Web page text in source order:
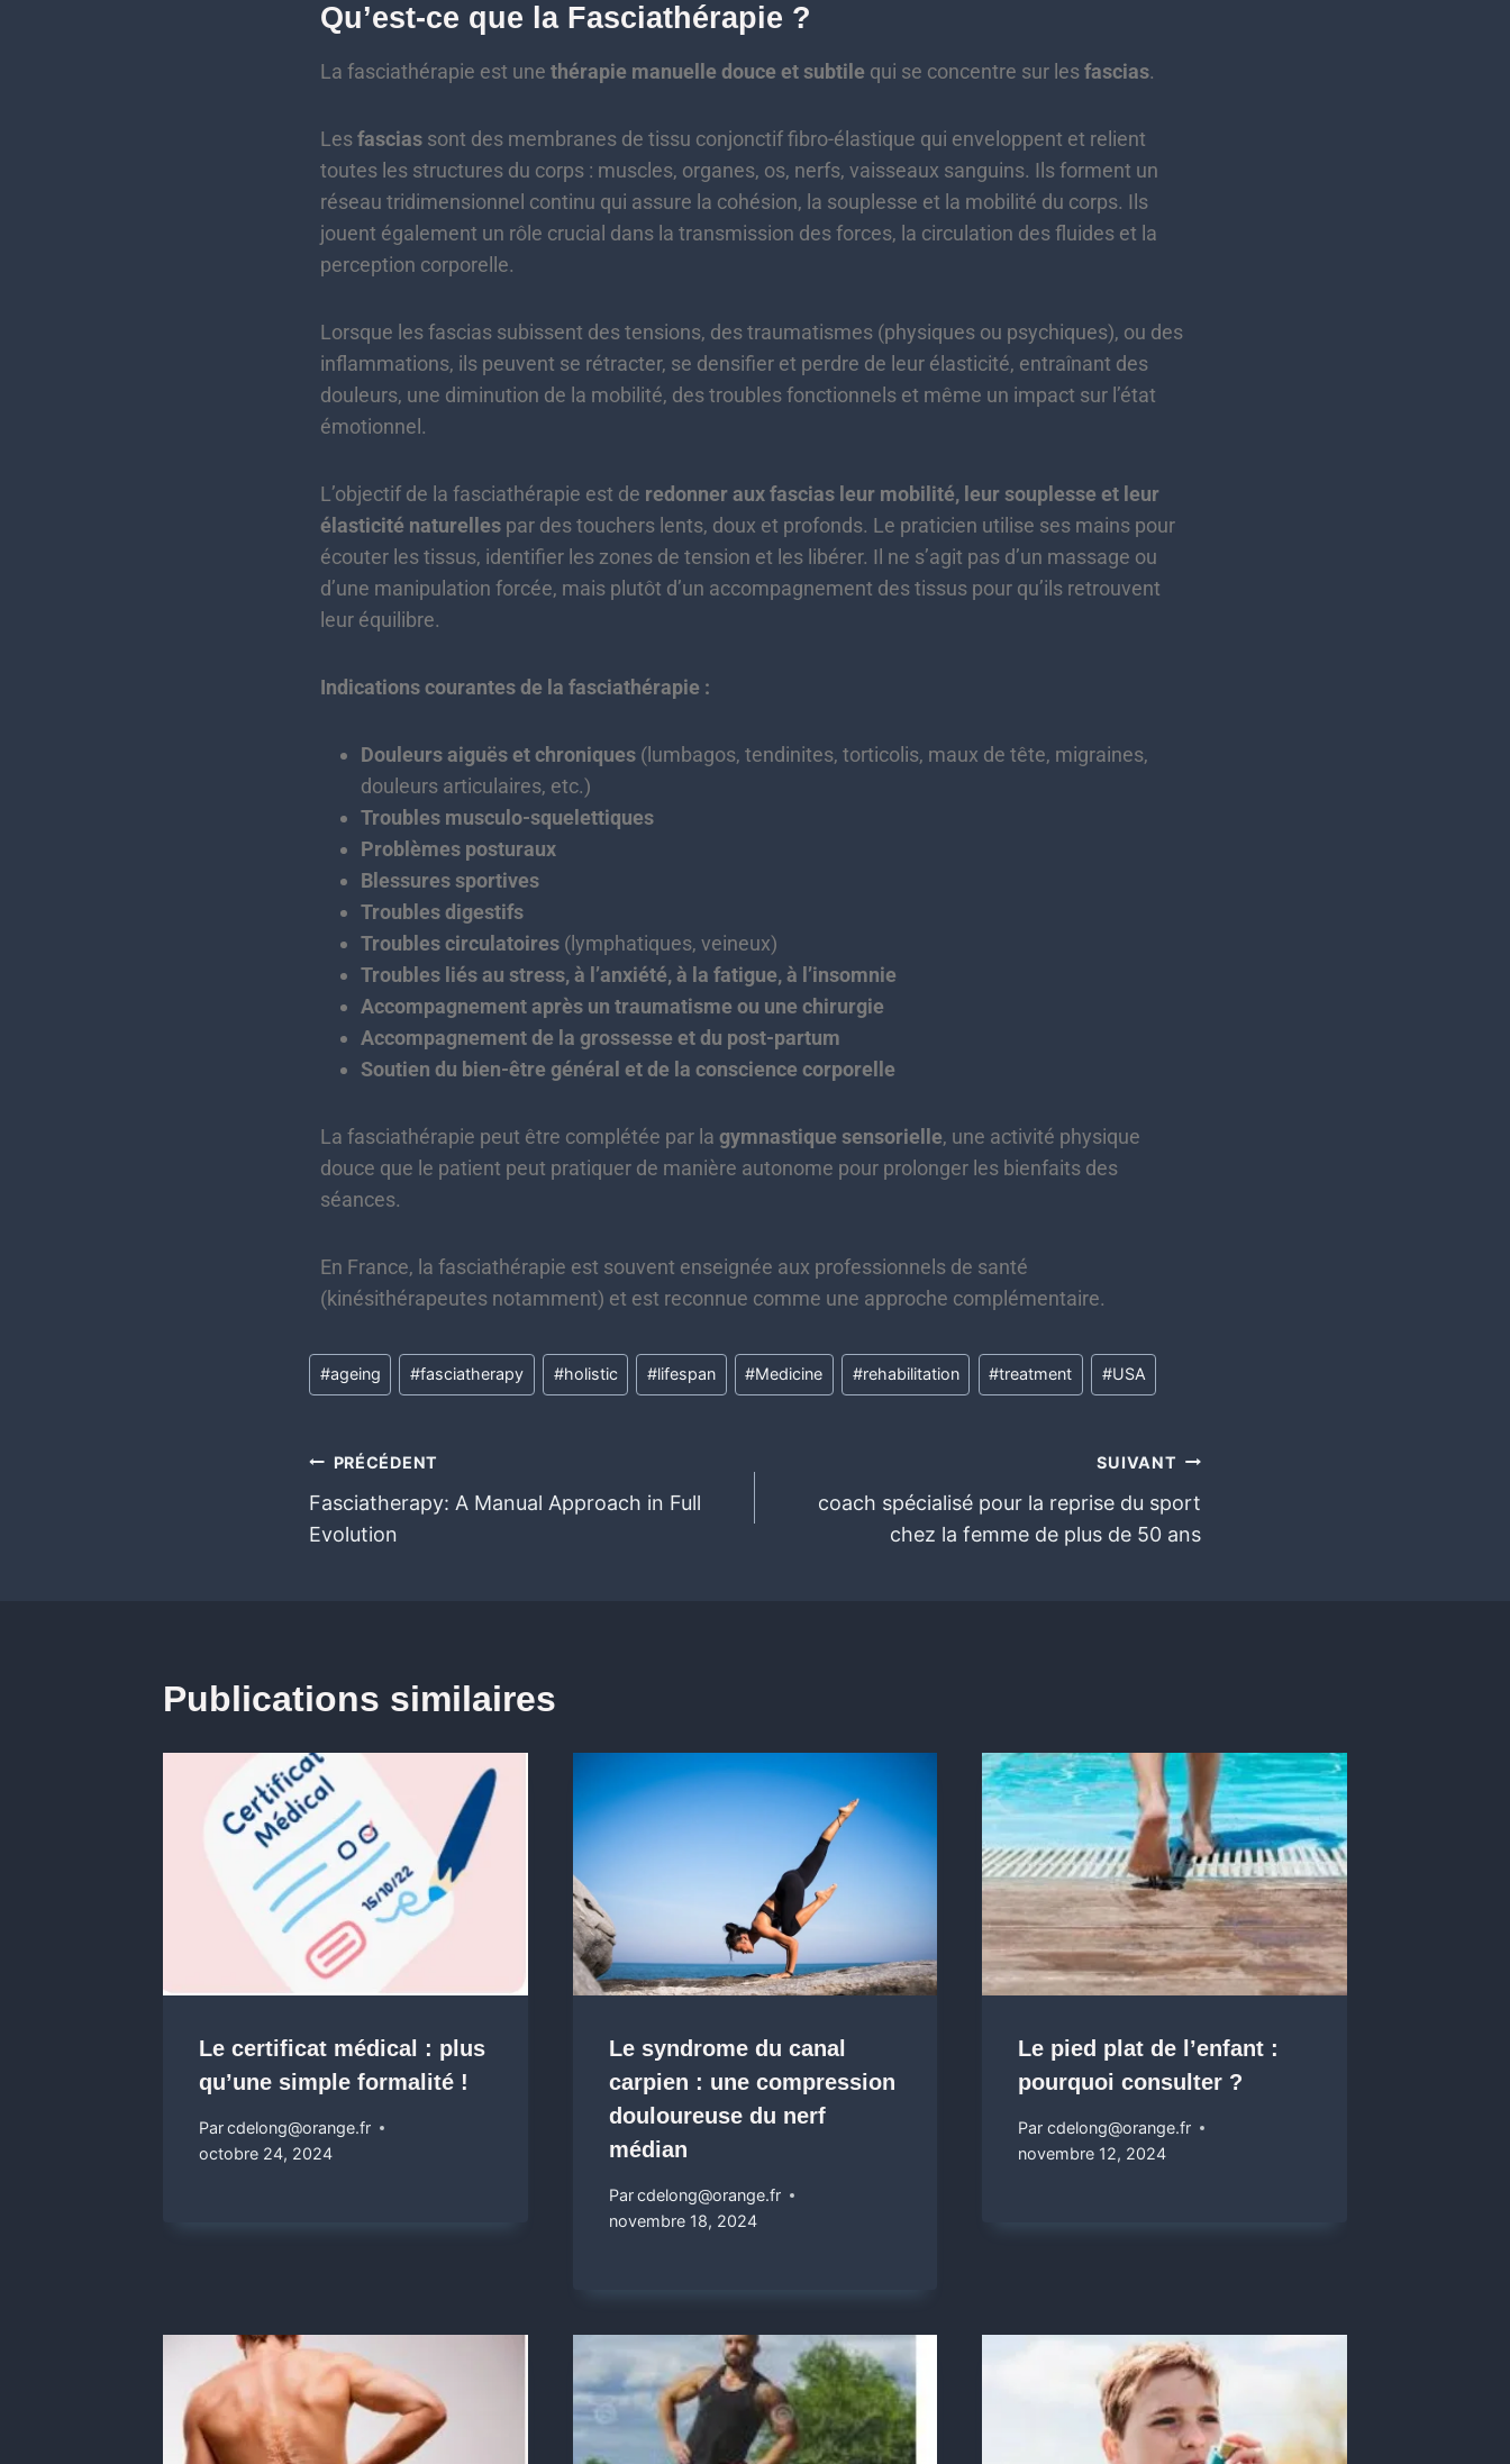
Qu’est-ce que la Fasciathérapie ?
La fasciathérapie est une thérapie manuelle douce et subtile qui se concentre sur lesfascias.
Lesfascias sont des membranes de tissu conjonctif fibro-élastique qui enveloppent et relient
toutes les structures du corps : muscles, organes, os, nerfs, vaisseaux sanguins. Ils forment un
réseau tridimensionnel continu qui assure la cohésion, la souplesse et la mobilité du corps. Ils
jouent également un rôle crucial dans la transmission des forces, la circulation des fluides et la
perception corporelle.
Lorsque les fascias subissent des tensions, des traumatismes (physiques ou psychiques), ou des
inflammations, ils peuvent se rétracter, se densifier et perdre de leur élasticité, entraînant des
douleurs, une diminution de la mobilité, des troubles fonctionnels et même un impact sur l’état
émotionnel.
L’objectif de la fasciathérapie est de redonner aux fascias leur mobilité, leur souplesse et leur
élasticité naturelles par des touchers lents, doux et profonds. Le praticien utilise ses mains pour
écouter les tissus, identifier les zones de tension et les libérer. Il ne s’agit pas d’un massage ou
d’une manipulation forcée, mais plutôt d’un accompagnement des tissus pour qu’ils retrouvent
leur équilibre.
Indications courantes de la fasciathérapie :
Douleurs aiguës et chroniques (lumbagos, tendinites, torticolis, maux de tête, migraines,
douleurs articulaires, etc.)
Troubles musculo-squelettiques
Problèmes posturaux
Blessures sportives
Troubles digestifs
Troubles circulatoires (lymphatiques, veineux)
Troubles liés au stress, à l’anxiété, à la fatigue, à l’insomnie
Accompagnement après un traumatisme ou une chirurgie
Accompagnement de la grossesse et du post-partum
Soutien du bien-être général et de la conscience corporelle
La fasciathérapie peut être complétée par la gymnastique sensorielle, une activité physique
douce que le patient peut pratiquer de manière autonome pour prolonger les bienfaits des
séances.
En France, la fasciathérapie est souvent enseignée aux professionnels de santé
(kinésithérapeutes notamment) et est reconnue comme une approche complémentaire.
#ageing #fasciatherapy #holistic #lifespan #Medicine #rehabilitation #treatment #USA
PRÉCÉDENT
Fasciatherapy: A Manual Approach in Full
Evolution
SUIVANT
coach spécialisé pour la reprise du sport
chez la femme de plus de 50 ans
Publications similaires
Le certificat médical : plus
qu’une simple formalité !
Parcdelong@orange.fr
octobre 24, 2024
Le syndrome du canal
carpien : une compression
douloureuse du nerf
médian
Parcdelong@orange.fr
novembre 18, 2024
Le pied plat de l’enfant :
pourquoi consulter ?
Par cdelong@orange.fr
novembre 12, 2024